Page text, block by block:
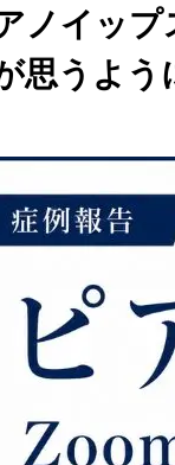
が痛む小学生の症例
回の施術でバレエに
帰
ノイッ
思うよう